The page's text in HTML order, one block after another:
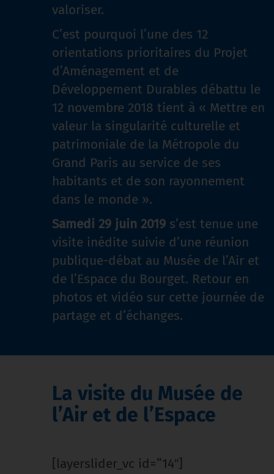
valoriser.
C’est pourquoi l’une des 12
orientations prioritaires du Projet
d’Aménagement et de
Développement Durables débattu le
12 novembre 2018 tient à « Mettre en
valeur la singularité culturelle et
patrimoniale de la Métropole du
Grand Paris au service de ses
habitants et de son rayonnement
dans le monde ».
Samedi 29 juin 2019 s’est tenue une
visite inédite suivie d’une réunion
publique-débat au Musée de l’Air et
de l’Espace du Bourget. Retour en
photos et vidéo sur cette journée de
partage et d’échanges.
La visite du Musée de
l’Air et de l’Espace
[layerslider_vc id=”14″]